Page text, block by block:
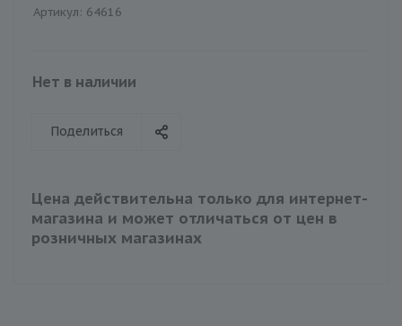
Артикул: 64616
Нет в наличии
Поделиться
Цена действительна только для интернет-
магазина и может отличаться от цен в
розничных магазинах